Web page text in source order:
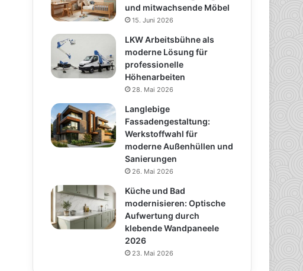
und mitwachsende Möbel
15. Juni 2026
LKW Arbeitsbühne als
moderne Lösung für
professionelle
Höhenarbeiten
28. Mai 2026
Langlebige
Fassadengestaltung:
Werkstoffwahl für
moderne Außenhüllen und
Sanierungen
26. Mai 2026
Küche und Bad
modernisieren: Optische
Aufwertung durch
klebende Wandpaneele
2026
23. Mai 2026